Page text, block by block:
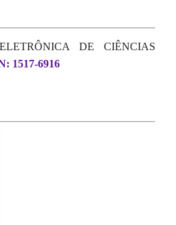
DE CIÊNCIAS
1517-6916